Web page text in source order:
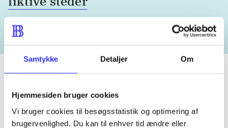
Samtykke Detaljer Om
Hjemmesiden bruger cookies
Vi bruger cookies til besøgsstatistik og optimering af
brugervenlighed. Du kan til enhver tid ændre eller
Tidsskrift
Artiklen er en del af